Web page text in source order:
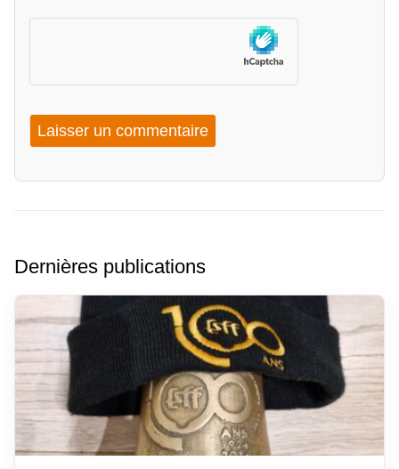
Dernières publications